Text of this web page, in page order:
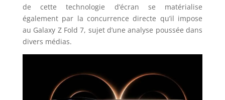
de cette technologie d’écran se matérialise
également par la concurrence directe qu’il impose
au Galaxy Z Fold 7, sujet d’une analyse poussée dans
divers médias.